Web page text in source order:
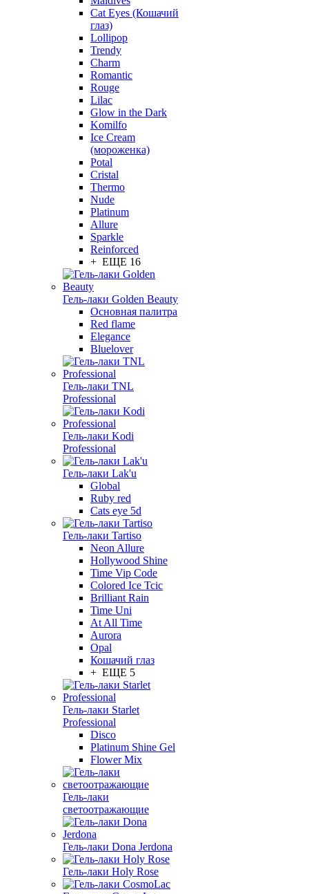
Cat Eyes (Кошачий
глаз)
Lollipop
Trendy
Charm
Romantic
Rouge
Lilac
Glow in the Dark
Komilfo
Ice Cream
(мороженка)
Potal
Cristal
Thermo
Nude
Platinum
Allure
Sparkle
Reinforced
+ ЕЩЕ 16
Гель-лаки Golden Beauty
Основная палитра
Red flame
Elegance
Bluelover
Гель-лаки TNL
Professional
Гель-лаки Kodi
Professional
Гель-лаки Lak'u
Global
Ruby red
Cats eye 5d
Гель-лаки Tartiso
Neon Allure
Hollywood Shine
Time Vip Code
Colored Ice Tcic
Brilliant Rain
Time Uni
At All Time
Aurora
Opal
Кошачий глаз
+ ЕЩЕ 5
Гель-лаки Starlet
Professional
Disco
Platinum Shine Gel
Flower Mix
Гель-лаки
светоотражающие
Гель-лаки Dona Jerdona
Гель-лаки Holy Rose